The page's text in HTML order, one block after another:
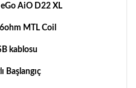
AiO D22 XL
MTL Coil
kablosu
Başlangıç